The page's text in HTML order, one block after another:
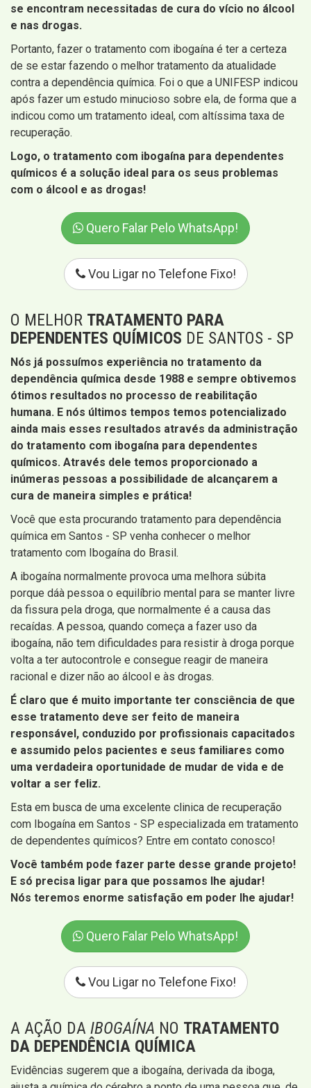
se encontram necessitadas de cura do vício no álcool
e nas drogas.
Portanto, fazer o tratamento com ibogaína é ter a certeza
de se estar fazendo o melhor tratamento da atualidade
contra a dependência química. Foi o que a UNIFESP indicou
após fazer um estudo minucioso sobre ela, de forma que a
indicou como um tratamento ideal, com altíssima taxa de
recuperação.
Logo, o tratamento com ibogaína para dependentes
químicos é a solução ideal para os seus problemas
com o álcool e as drogas!
Quero Falar Pelo WhatsApp!
Vou Ligar no Telefone Fixo!
O MELHOR TRATAMENTO PARA
DEPENDENTES QUÍMICOS DE SANTOS - SP
Nós já possuímos experiência no tratamento da
dependência química desde 1988 e sempre obtivemos
ótimos resultados no processo de reabilitação
humana. E nós últimos tempos temos potencializado
ainda mais esses resultados através da administração
do tratamento com ibogaína para dependentes
químicos. Através dele temos proporcionado a
inúmeras pessoas a possibilidade de alcançarem a
cura de maneira simples e prática!
Você que esta procurando tratamento para dependência
química em Santos - SP venha conhecer o melhor
tratamento com Ibogaína do Brasil.
A ibogaína normalmente provoca uma melhora súbita
porque dáà pessoa o equilíbrio mental para se manter livre
da fissura pela droga, que normalmente é a causa das
recaídas. A pessoa, quando começa a fazer uso da
ibogaína, não tem dificuldades para resistir à droga porque
volta a ter autocontrole e consegue reagir de maneira
racional e dizer não ao álcool e às drogas.
É claro que é muito importante ter consciência de que
esse tratamento deve ser feito de maneira
responsável, conduzido por profissionais capacitados
e assumido pelos pacientes e seus familiares como
uma verdadeira oportunidade de mudar de vida e de
voltar a ser feliz.
Esta em busca de uma excelente clinica de recuperação
com Ibogaína em Santos - SP especializada em tratamento
de dependentes químicos? Entre em contato conosco!
Você também pode fazer parte desse grande projeto!
E só precisa ligar para que possamos lhe ajudar!
Nós teremos enorme satisfação em poder lhe ajudar!
Quero Falar Pelo WhatsApp!
Vou Ligar no Telefone Fixo!
A AÇÃO DA IBOGAÍNA NO TRATAMENTO
DA DEPENDÊNCIA QUÍMICA
Evidências sugerem que a ibogaína, derivada da iboga,